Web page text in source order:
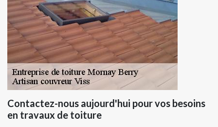
Contactez-nous aujourd'hui pour vos besoins
en travaux de toiture